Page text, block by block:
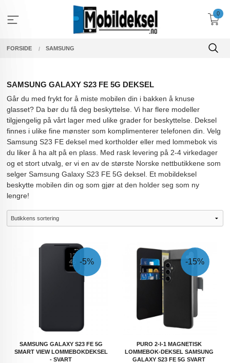
innholdet
0
FORSIDE SAMSUNG
SAMSUNG GALAXY S23 FE 5G DEKSEL
Går du med frykt for å miste mobilen din i bakken å knuse
glasset? Da bør du få deg beskyttelse. Vi har flere modeller
tilgjengelig på vårt lager med ulike grader for beskyttelse. Deksel
finnes i ulike fine mønster som komplimenterer telefonen din. Velg
Samsung S23 FE deksel med kortholder eller med lommebok vis
du liker å ha alt på en plass. Med rask levering på 2-4 virkedager
og et stort utvalg, er vi en av de største Norske nettbutikkene som
selger Samsung Galaxy S23 FE 5G deksel. Et mobildeksel
beskytte mobilen din og som gjør at den holder seg som ny
lengre!
SAMSUNG GALAXY S23 FE 5G
SMART VIEW LOMMEBOKDEKSEL
- SVART
-5%
PURO 2-I-1 MAGNETISK
LOMMEBOK-DEKSEL SAMSUNG
GALAXY S23 FE 5G SVART
-15%